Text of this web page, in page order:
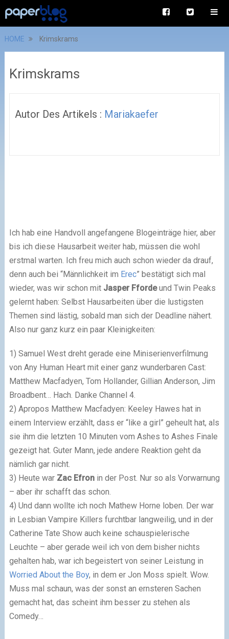
HOME Krimskrams
Krimskrams
Autor Des Artikels : Mariakaefer
Ich hab eine Handvoll angefangene Blogeinträge hier, aber
bis ich diese Hausarbeit weiter hab, müssen die wohl
erstmal warten. Ich freu mich auch schon wieder da drauf,
denn auch bei “Männlichkeit im Erec” bestätigt sich mal
wieder, was wir schon mit Jasper Ffordeund Twin Peaks
gelernt haben: Selbst Hausarbeiten über die lustigsten
Themen sind lästig, sobald man sich der Deadline nähert.
Also nur ganz kurz ein paar Kleinigkeiten:
1) Samuel West dreht gerade eine Miniserienverfilmung
von Any Human Heart mit einer ganz wunderbaren Cast:
Matthew Macfadyen, Tom Hollander, Gillian Anderson, Jim
Broadbent… Hach. Danke Channel 4.
2) Apropos Matthew Macfadyen: Keeley Hawes hat in
einem Interview erzählt, dass er “like a girl” geheult hat, als
sie ihm die letzten 10 Minuten vom Ashes to Ashes Finale
gezeigt hat. Guter Mann, jede andere Reaktion geht da
nämlich gar nicht.
3) Heute war Zac Efronin der Post. Nur so als Vorwarnung
– aber ihr schafft das schon.
4) Und dann wollte ich noch Mathew Horne loben. Der war
in Lesbian Vampire Killers furchtbar langweilig, und in der
Catherine Tate Show auch keine schauspielerische
Leuchte – aber gerade weil ich von dem bisher nichts
gehalten hab, war ich begeistert von seiner Leistung in
Worried About the Boy, in dem er Jon Moss spielt. Wow.
Muss mal schaun, was der sonst an ernsteren Sachen
gemacht hat, das scheint ihm besser zu stehen als
Comedy…